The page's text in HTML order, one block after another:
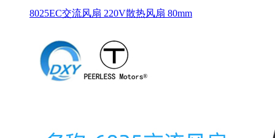
8025EC交流风扇 220V散热风扇 80mm